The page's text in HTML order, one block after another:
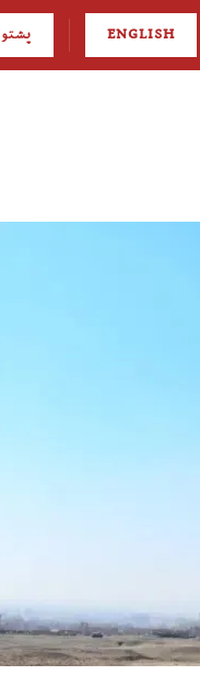
ENGLISH پشتو